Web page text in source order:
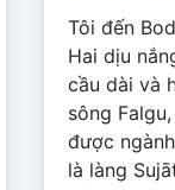
Tôi đến
Hai dịu
cầu dài và
sông
được
là làng